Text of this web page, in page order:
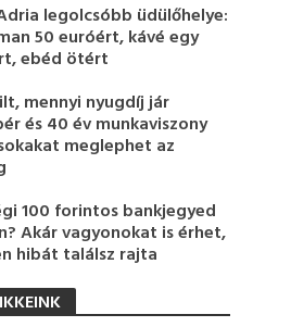
legolcsóbb üdülőhelye:
50 euróért, kávé egy
ebéd ötért
mennyi nyugdíj jár
és 40 év munkaviszony
meglephet az
100 forintos bankjegyed
Akár vagyonokat is érhet,
hibát találsz rajta